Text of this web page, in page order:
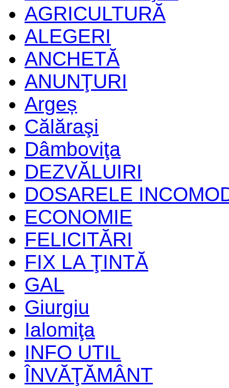
AGRICULTURĂ
ALEGERI
ANCHETĂ
ANUNŢURI
Argeș
Călăraşi
Dâmboviţa
DEZVĂLUIRI
DOSARELE
ECONOMIE
FELICITĂRI
FIX LA ŢINTĂ
GAL
Giurgiu
Ialomiţa
INFO UTIL
ÎNVĂŢĂMÂNT